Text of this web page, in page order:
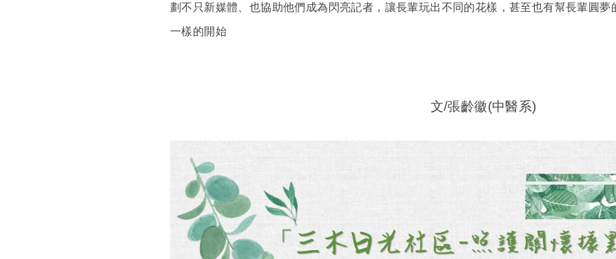
劃不只新媒體、也協助他們成為閃亮記者，讓長輩玩出不同的花樣，甚至也有幫長輩圓夢
一樣的開始
文/張齡徽(中醫系)